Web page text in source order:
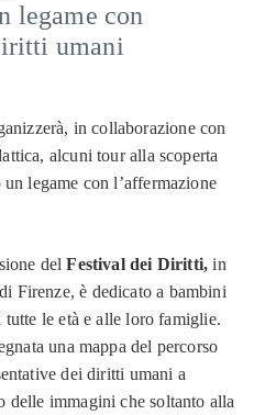
legame con
umani
in collaborazione con
alcuni tour alla scoperta
legame con l’affermazione
del Festival dei Diritti, in
Firenze, è dedicato a bambini
tutte le età e alle loro famiglie.
una mappa del percorso
dei diritti umani a
delle immagini che soltanto alla